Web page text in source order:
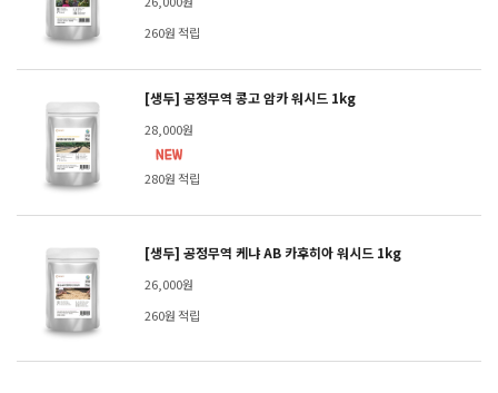
260원 적립
[생두] 공정무역 콩고 암카 워시드 1kg
28,000원
280원 적립
[생두] 공정무역 케냐 AB 카후히아 워시드 1kg
26,000원
260원 적립